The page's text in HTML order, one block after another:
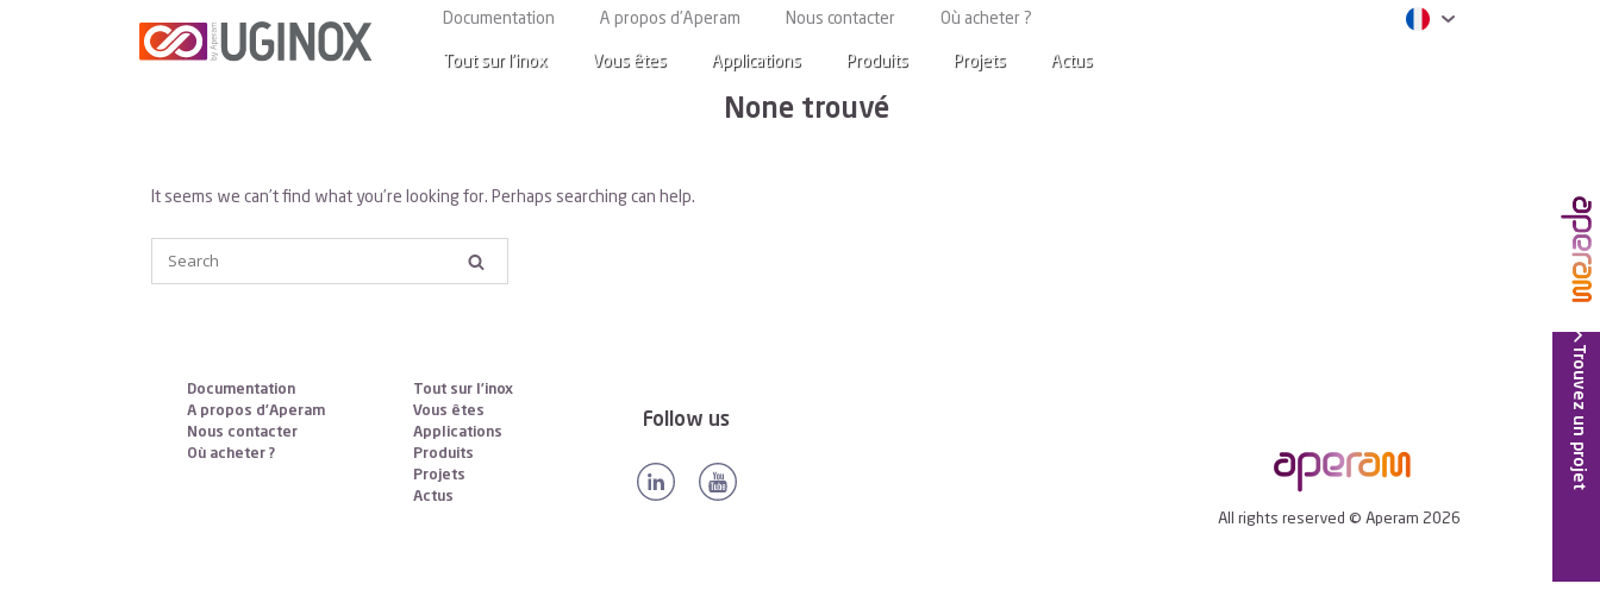
Documentation A propos d’Aperam Nous contacter Où acheter ?
Tout sur l’inox Vous êtes Applications Produits Projets Actus
Catégorie : Royaume-Uni
None trouvé
It seems we can’t find what you’re looking for. Perhaps searching can help.
Documentation
A propos d’Aperam
Nous contacter
Où acheter ?
Tout sur l’inox
Vous êtes
Applications
Produits
Projets
Actus
Follow us
All rights reserved © Aperam 2026
Trouvez un projet